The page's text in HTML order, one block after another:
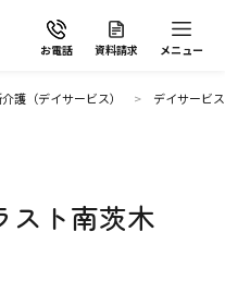
お電話 資料請求 メニュー
護（デイサービス） デイサービ
ト南茨木